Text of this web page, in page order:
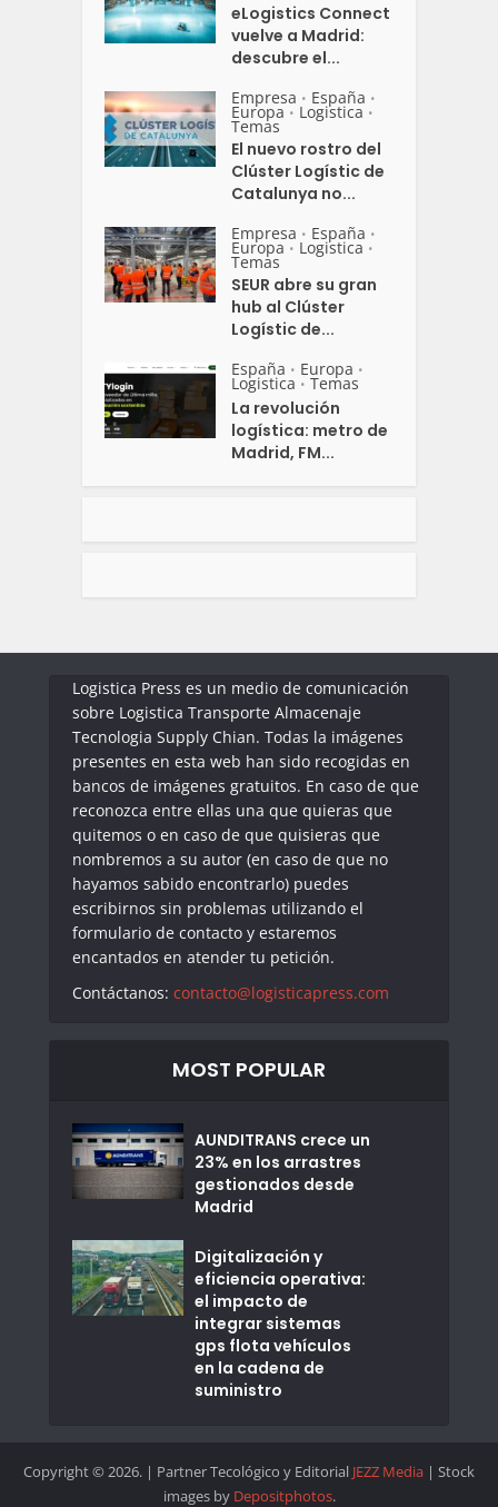
eLogistics Connect
vuelve a Madrid:
descubre el...
Empresa • España •
Europa • Logistica •
Temas
El nuevo rostro del
Clúster Logístic de
Catalunya no...
Empresa • España •
Europa • Logistica •
Temas
SEUR abre su gran
hub al Clúster
Logístic de...
España • Europa •
Logistica • Temas
La revolución
logística: metro de
Madrid, FM...
Logistica Press es un medio de comunicación
sobre Logistica Transporte Almacenaje
Tecnologia Supply Chian. Todas la imágenes
presentes en esta web han sido recogidas en
bancos de imágenes gratuitos. En caso de que
reconozca entre ellas una que quieras que
quitemos o en caso de que quisieras que
nombremos a su autor (en caso de que no
hayamos sabido encontrarlo) puedes
escribirnos sin problemas utilizando el
formulario de contacto y estaremos
encantados en atender tu petición.
Contáctanos: contacto@logisticapress.com
MOST POPULAR
AUNDITRANS crece un
23% en los arrastres
gestionados desde
Madrid
Digitalización y
eficiencia operativa:
el impacto de
integrar sistemas
gps flota vehículos
en la cadena de
suministro
Copyright © 2026. | Partner Tecológico y Editorial JEZZ Media | Stock
images by Depositphotos.